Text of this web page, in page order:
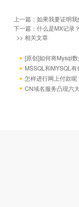
上一篇： 如果我要证明
下一篇： 什么是MX记录？
>> 相关文章
[原创]如何将Mysql
MSSQL和MYSQL有
怎样进行网上付款呢
CN域名服务凸现六